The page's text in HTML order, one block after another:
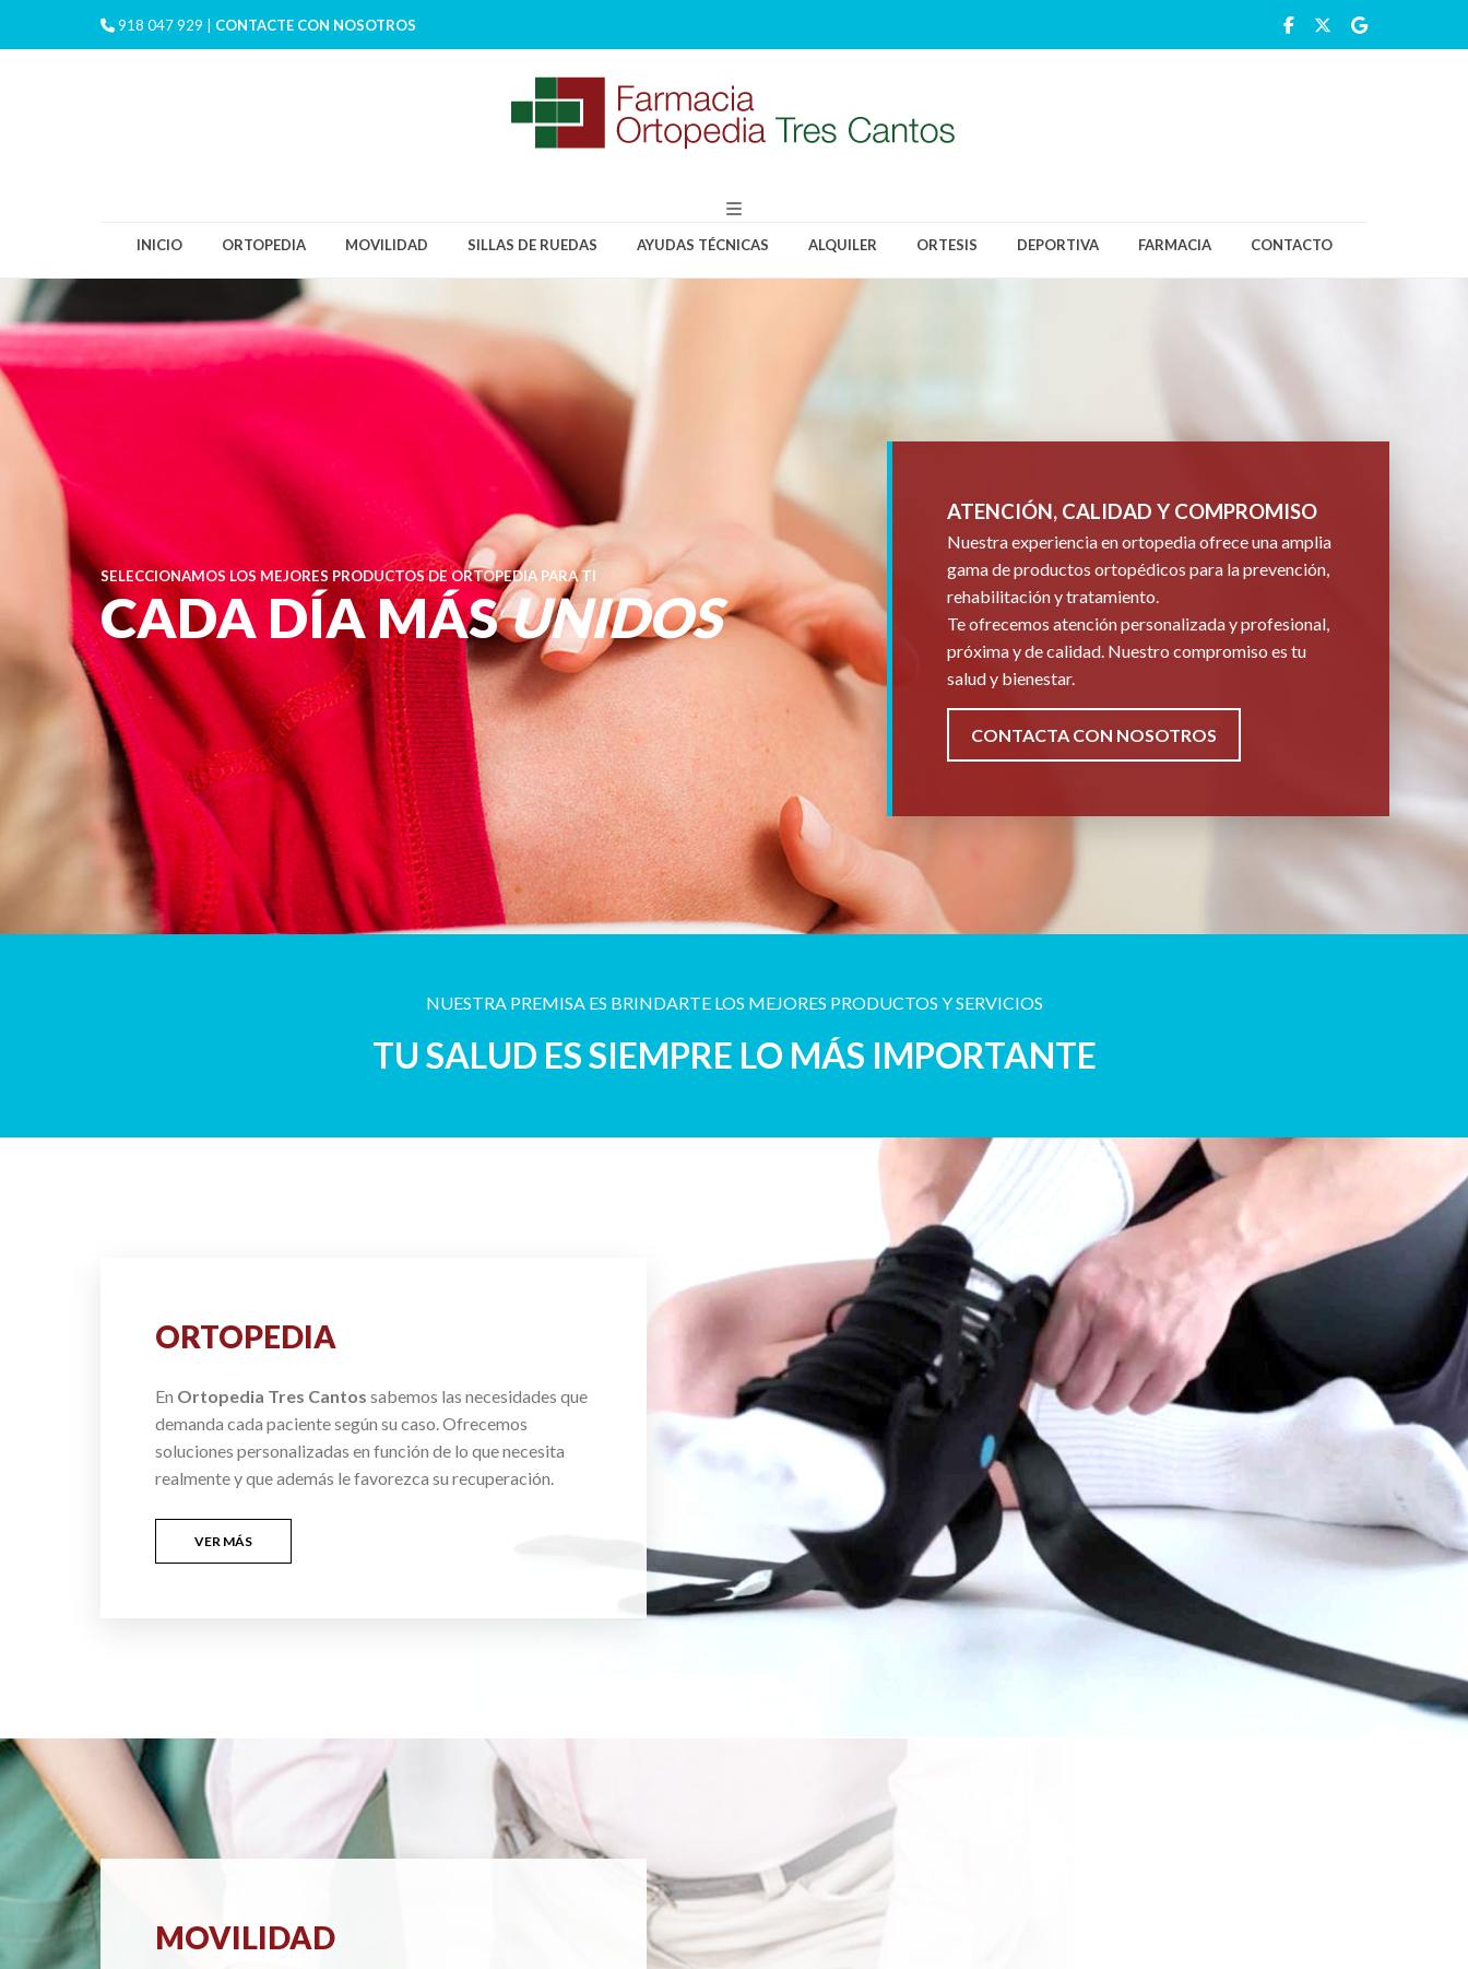
918 047 929 | CONTACTE CON NOSOTROS
INICIO ORTOPEDIA MOVILIDAD SILLAS DE RUEDAS AYUDAS TÉCNICAS ALQUILER ORTESIS DEPORTIVA FARMACIA CONTACTO
SELECCIONAMOS LOS MEJORES PRODUCTOS DE ORTOPEDIA PARA TI
CADA DÍA MÁSUNIDOS
ATENCIÓN, CALIDAD Y COMPROMISO
Nuestra experiencia en ortopedia ofrece una amplia
gama de productos ortopédicos para la prevención,
rehabilitación y tratamiento.
Te ofrecemos atención personalizada y profesional,
próxima y de calidad. Nuestro compromiso es tu
salud y bienestar.
CONTACTA CON NOSOTROS
NUESTRA PREMISA ES BRINDARTE LOS MEJORES PRODUCTOS Y SERVICIOS
TU SALUD ES SIEMPRE LO MÁS IMPORTANTE
ORTOPEDIA
En Ortopedia Tres Cantos sabemos las necesidades que
demanda cada paciente según su caso. Ofrecemos
soluciones personalizadas en función de lo que necesita
realmente y que además le favorezca su recuperación.
VER MÁS
MOVILIDAD